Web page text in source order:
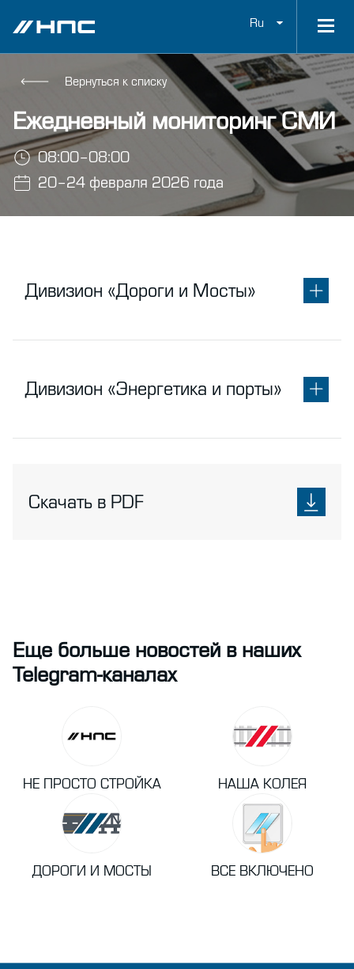
Ru
Вернуться к списку
Ежедневный мониторинг СМИ
08:00–08:00
20–24 февраля 2026 года
Дивизион «Дороги и Мосты»
Дивизион «Энергетика и порты»
Скачать в PDF
Еще больше новостей в наших
Telegram-каналах
НЕ ПРОСТО СТРОЙКА НАША КОЛЕЯ
ДОРОГИ И МОСТЫ ВСЕ ВКЛЮЧЕНО